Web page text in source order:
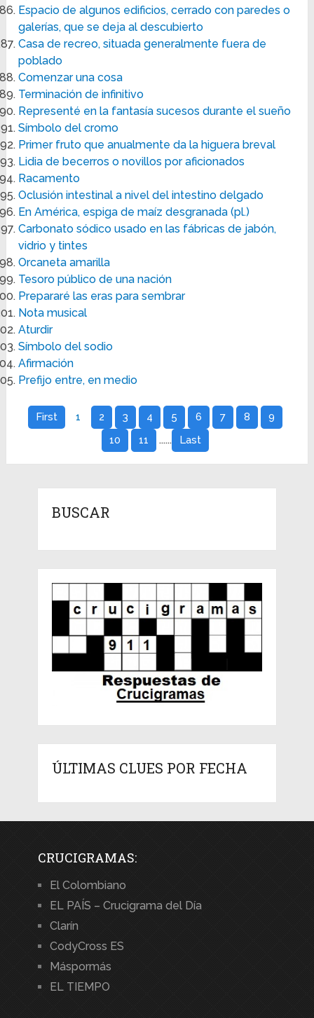
Espacio de algunos edificios, cerrado con paredes o
galerías, que se deja al descubierto
Casa de recreo, situada generalmente fuera de
poblado
Comenzar una cosa
Terminación de infinitivo
Representé en la fantasía sucesos durante el sueño
Símbolo del cromo
Primer fruto que anualmente da la higuera breval
Lidia de becerros o novillos por aficionados
Racamento
Oclusión intestinal a nivel del intestino delgado
En América, espiga de maíz desgranada (pl.)
Carbonato sódico usado en las fábricas de jabón,
vidrio y tintes
Orcaneta amarilla
Tesoro público de una nación
Prepararé las eras para sembrar
Nota musical
Aturdir
Símbolo del sodio
Afirmación
Prefijo entre, en medio
First 1 2 3 4 5 6 7 8
9
10
11 ...... Last
BUSCAR
ÚLTIMAS CLUES POR FECHA
CRUCIGRAMAS:
El Colombiano
EL PAÍS – Crucigrama del Día
Clarín
CodyCross ES
Máspormás
EL TIEMPO